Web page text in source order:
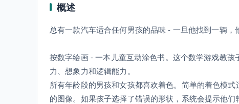
概述
总有一款汽车适合任何男孩的品味 - 一旦他找到一辆，
按数字绘画 - 一本儿童互动涂色书。这个数学游戏教
力、想象力和逻辑能力。
所有年龄段的男孩和女孩都喜欢着色。简单的着色模
的图像。如果孩子选择了错误的形状，系统会提示他